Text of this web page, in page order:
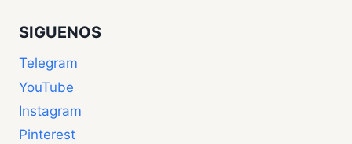
SIGUENOS
Telegram
YouTube
Instagram
Pinterest